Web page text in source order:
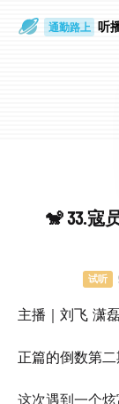
通勤路上 听
🐒 33.寇
试听
主播｜刘飞 潇
正篇的倒数第
这次遇到一个